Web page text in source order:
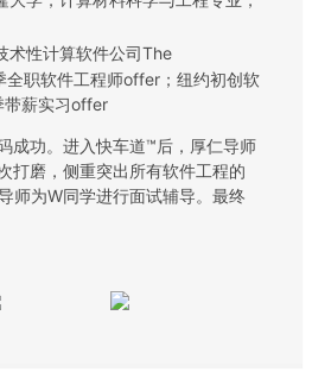
术性计算软件公司The
职软件工程师offer；纽约初创软
带薪实习offer
成功。进入快车道™后，厚仁导师
打磨，侧重突出所有软件工程的
师为W同学进行面试辅导。最终